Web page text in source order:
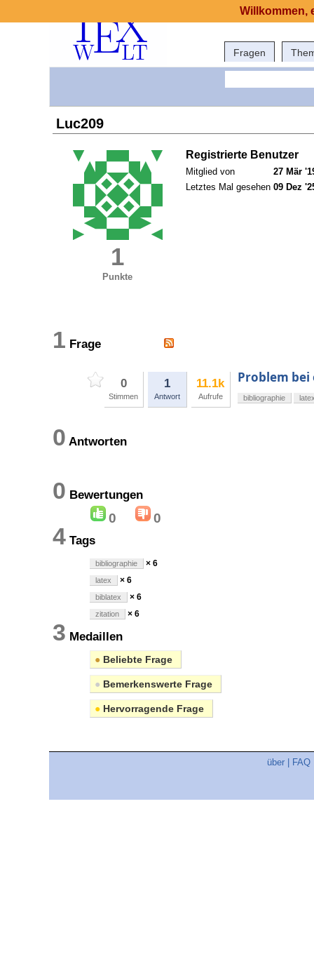
Fragen
Luc209
1
Punkte
Registrierte Benutzer
Mitglied von
27 Mär
Letztes Mal gesehen 09 Dez
1 Frage
0
Stimmen
1
Antwort
11.1k
Aufrufe
Problem
bibliographie
0 Antworten
0 Bewertungen
0 0
4 Tags
bibliographie × 6
latex × 6
biblatex × 6
zitation × 6
3 Medaillen
● Beliebte Frage
● Bemerkenswerte Frage
● Hervorragende Frage
über FAQ
Willkommen,